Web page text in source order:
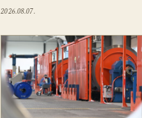
2026.08.07.